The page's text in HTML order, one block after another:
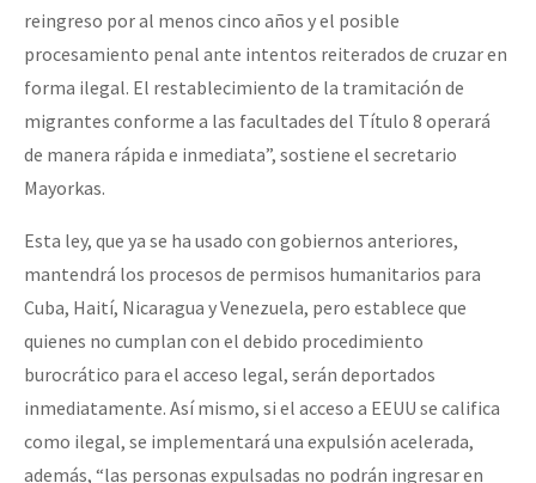
reingreso por al menos cinco años y el posible
procesamiento penal ante intentos reiterados de cruzar en
forma ilegal. El restablecimiento de la tramitación de
migrantes conforme a las facultades del Título 8 operará
de manera rápida e inmediata”, sostiene el secretario
Mayorkas.
Esta ley, que ya se ha usado con gobiernos anteriores,
mantendrá los procesos de permisos humanitarios para
Cuba, Haití, Nicaragua y Venezuela, pero establece que
quienes no cumplan con el debido procedimiento
burocrático para el acceso legal, serán deportados
inmediatamente. Así mismo, si el acceso a EEUU se califica
como ilegal, se implementará una expulsión acelerada,
además, “las personas expulsadas no podrán ingresar en